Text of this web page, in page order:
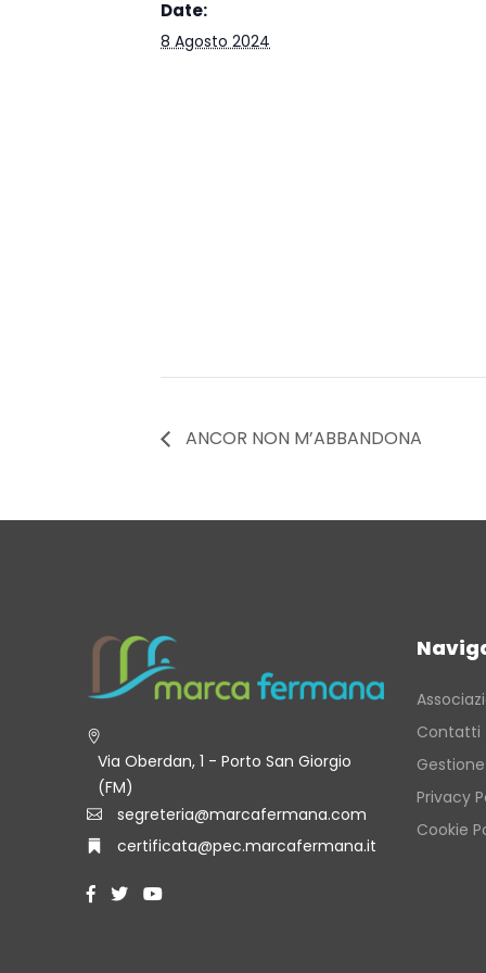
Date:
8 Agosto 2024
ANCOR NON M’ABBANDONA
Via Oberdan, 1 - Porto San Giorgio
(FM)
segreteria@marcafermana.com
certificata@pec.marcafermana.it
Contatti
Privacy
Cookie